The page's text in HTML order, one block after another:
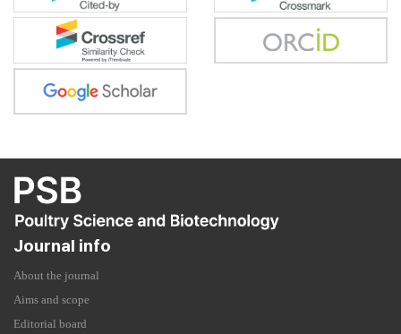
Journal info
About the journal
Aims and scope
Editorial board